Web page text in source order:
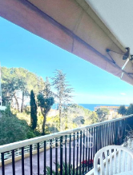
RECHERCHER